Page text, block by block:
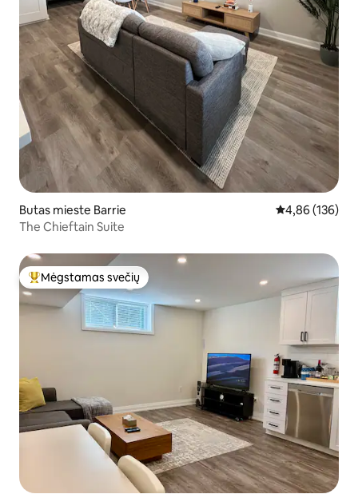
Butas mieste Barrie Vidutinis
4,86 (136)
The Chieftain Suite
Svečių mėgstamiausias
Mėgstamas svečių